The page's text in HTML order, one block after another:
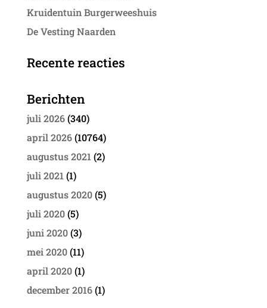
Kruidentuin Burgerweeshuis
De Vesting Naarden
Recente reacties
Berichten
juli 2026(340)
april 2026(10764)
augustus 2021 (2)
juli 2021 (1)
augustus 2020(5)
juli 2020(5)
juni 2020(3)
mei 2020(11)
april 2020(1)
december 2016(1)